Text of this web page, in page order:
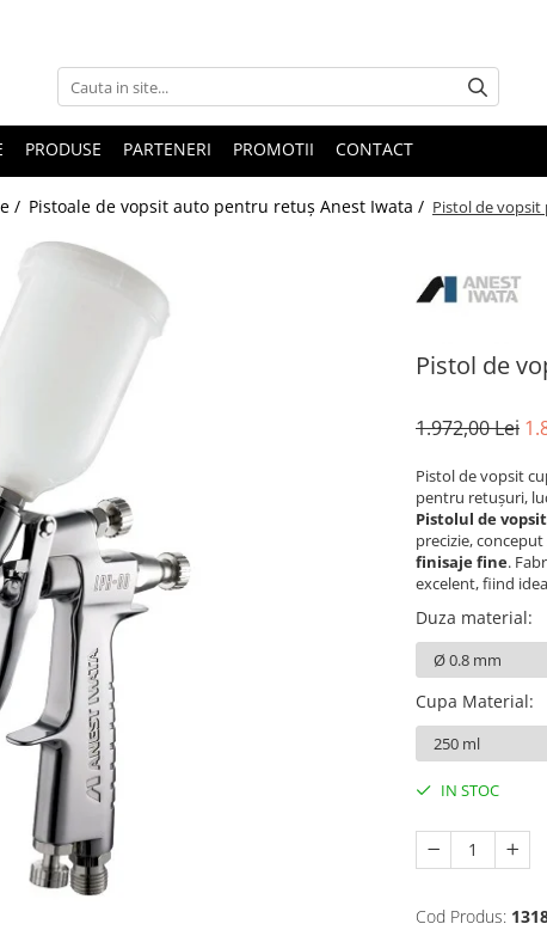
PRODUSE PARTENERI PROMOTII CONTACT
/ Pistoale de vopsit auto pentru retuș Anest Iwata / Pistol de vopsit
Pistol de
1.972,00 Lei
Pistol de vopsit
pentru retușuri,
Pistolul de
precizie,
finisaje fine.
excelent, fiind
Duza material:
Cupa Material:
IN STOC
Cod Produs: